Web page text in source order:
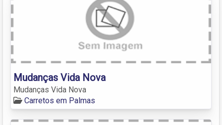
Mudanças Vida Nova
Mudanças Vida Nova
Carretos em Palmas